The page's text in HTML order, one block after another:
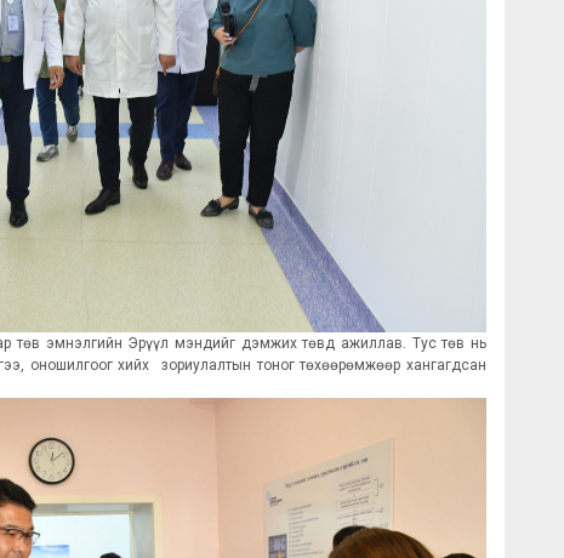
төв эмнэлгийн Эрүүл мэндийг дэмжих төвд ажиллав. Тус төв нь
оношилгоог хийх зориулалтын тоног төхөөрөмжөөр хангагдсан